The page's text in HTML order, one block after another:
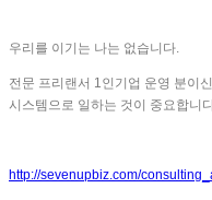
우리를 이기는 나는 없습니다.
전문 프리랜서 1인기업 운영 분이
시스템으로 일하는 것이 중요합니
http://sevenupbiz.com/